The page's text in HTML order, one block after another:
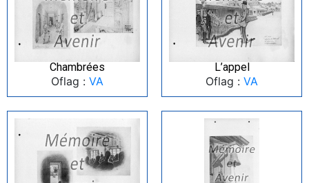
Chambrées
Oflag : VA
L’appel
Oflag : VA